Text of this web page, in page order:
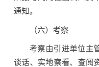
通知。
（六）考察
考察由引进单位主
谈话、实地察看、查阅